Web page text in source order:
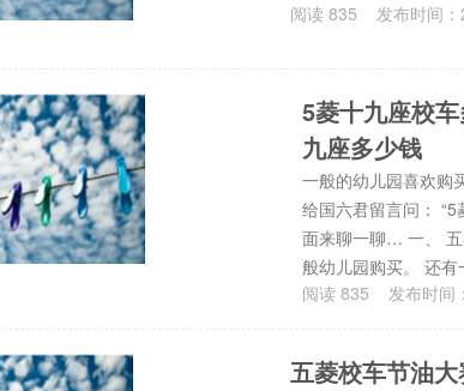
阅读835 发布时间：
5菱十九座校
九座多少钱
一般的幼儿园喜欢购
给国六君留言问：
面来聊一聊… 一、
般幼儿园购买。 还
阅读835 发布时间
五菱校车节油